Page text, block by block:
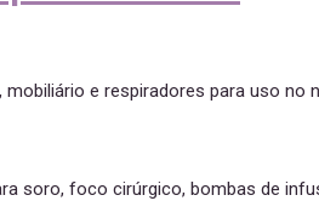
e respiradores para uso no
soro, foco cirúrgico, bombas de